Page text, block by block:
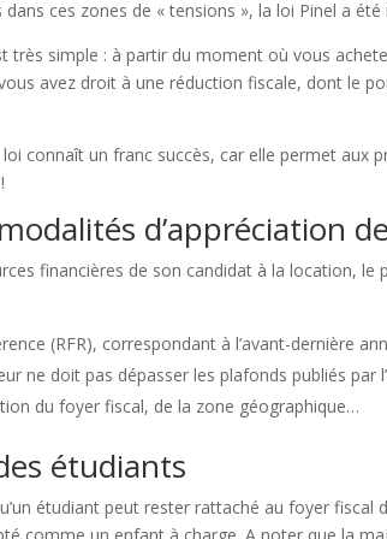
ces zones de « tensions », la loi Pinel a été
très simple : à partir du moment où vous
avez droit à une réduction fiscale, dont le
connaît un franc succès, car elle permet aux
d’appréciation
financières de son candidat à la location, le
(RFR), correspondant à l’avant-dernière
ne doit pas dépasser les plafonds publiés par
du foyer fiscal, de la zone géographique…
étudiants
étudiant peut rester rattaché au foyer fiscal
comme un enfant à charge. A noter que la